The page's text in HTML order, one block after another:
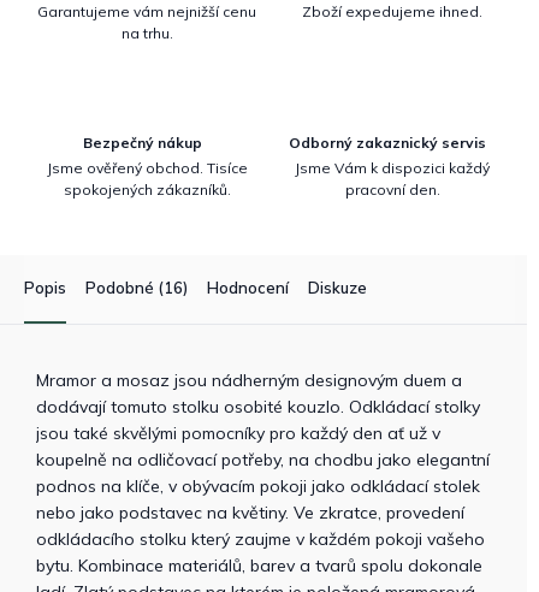
Garantujeme vám nejnižší cenu
na trhu.
Zboží expedujeme ihned.
Bezpečný nákup
Jsme ověřený obchod. Tisíce
spokojených zákazníků.
Odborný zakaznický servis
Jsme Vám k dispozici každý
pracovní den.
Popis Podobné (16) Hodnocení Diskuze
Mramor a mosaz jsou nádherným designovým duem a
dodávají tomuto stolku osobité kouzlo. Odkládací stolky
jsou také skvělými pomocníky pro každý den ať už v
koupelně na odličovací potřeby, na chodbu jako elegantní
podnos na klíče, v obývacím pokoji jako odkládací stolek
nebo jako podstavec na květiny. Ve zkratce, provedení
odkládacího stolku který zaujme v každém pokoji vašeho
bytu. Kombinace materiálů, barev a tvarů spolu dokonale